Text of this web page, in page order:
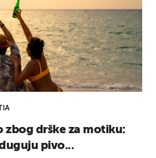
zbog drške za motiku:
pivo...